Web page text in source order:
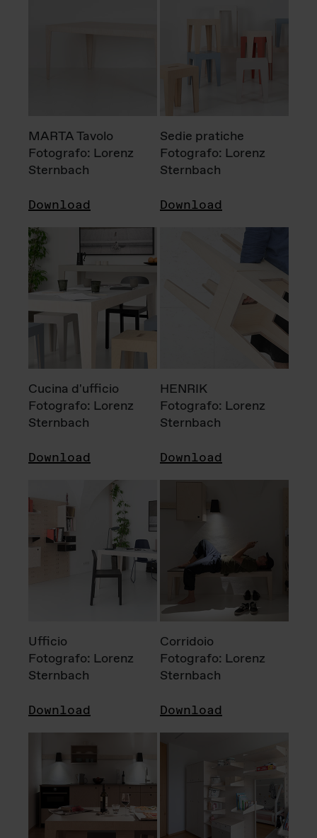
MARTA Tavolo
Fotografo: Lorenz
Sternbach
Download
Sedie pratiche
Fotografo: Lorenz
Sternbach
Download
Cucina d'ufficio
Fotografo: Lorenz
Sternbach
Download
HENRIK
Fotografo: Lorenz
Sternbach
Download
Ufficio
Fotografo: Lorenz
Sternbach
Download
Corridoio
Fotografo: Lorenz
Sternbach
Download